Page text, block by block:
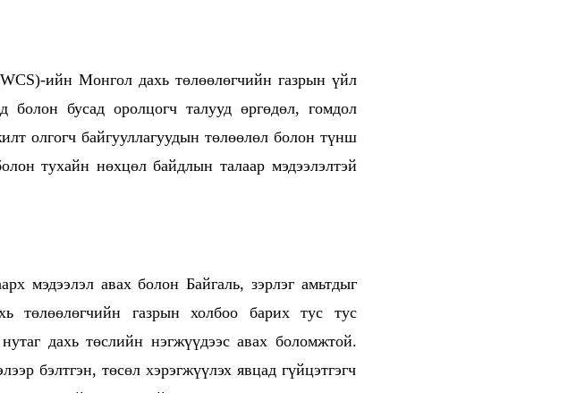
ийн Монгол дахь төлөөлөгчийн газрын үйл
болон бусад оролцогч талууд өргөдөл, гомдол
олгогч байгууллагуудын төлөөлөл болон түнш
тухайн нөхцөл байдлын талаар мэдээлэлтэй
мэдээлэл авах болон Байгаль, зэрлэг амьтдыг
төлөөлөгчийн газрын холбоо барих тус тус
дахь төслийн нэгжүүдээс авах боломжтой.
бэлтгэн, төсөл хэрэгжүүлэх явцад гүйцэтгэгч